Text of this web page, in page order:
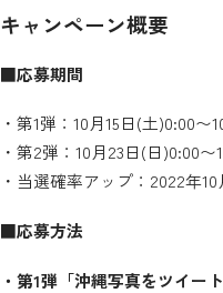
キャンペーン概要
■応募期間
・第1弾：10月15日(土)0:00〜
・第2弾：10月23日(日)0:00〜
・当選確率アップ：2022年
■応募方法
・第1弾「沖縄写真をツイー